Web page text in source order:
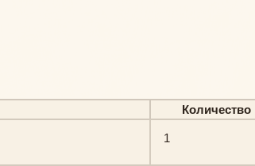
Количество
1